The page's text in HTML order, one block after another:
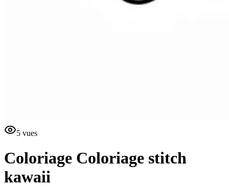
5 vues
Coloriage Coloriage stitch
kawaii